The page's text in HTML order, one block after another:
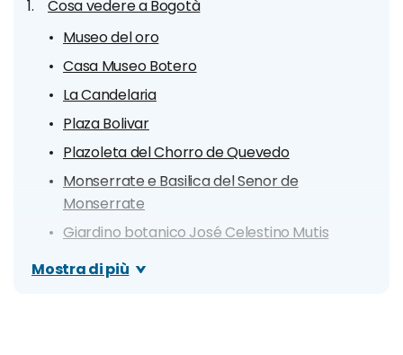
Cosa vedere a Bogotà
Museo del oro
Casa Museo Botero
La Candelaria
Plaza Bolivar
Plazoleta del Chorro de Quevedo
Monserrate e Basilica del Senor de
Monserrate
Giardino botanico José Celestino Mutis
Museo Nazionale della Colombia
Mostra di più